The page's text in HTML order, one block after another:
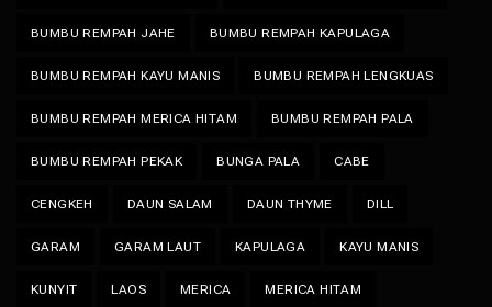
BUMBU REMPAH JAHE BUMBU REMPAH KAPULAGA
BUMBU REMPAH KAYU MANIS BUMBU REMPAH LENGKUAS
BUMBU REMPAH MERICA HITAM BUMBU REMPAH PALA
BUMBU REMPAH PEKAK BUNGA PALA CABE
CENGKEH DAUN SALAM DAUN THYME DILL
GARAM GARAM LAUT KAPULAGA KAYU MANIS
KUNYIT LAOS MERICA MERICA HITAM